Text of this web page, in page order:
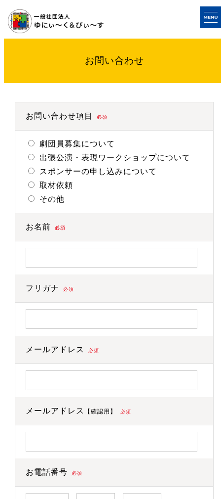
お問い合わせ
お問い合わせ項目 必須
劇団員募集について
出張公演・表現ワークショップについて
スポンサーの申し込みについて
取材依頼
その他
お名前 必須
フリガナ 必須
メールアドレス 必須
メールアドレス 【確認用】 必須
お電話番号 必須